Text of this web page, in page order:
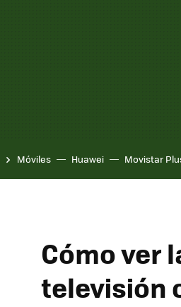
Móviles Huawei Movistar
Cómo ver
televisión